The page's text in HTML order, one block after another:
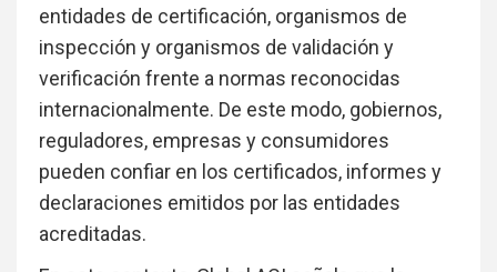
entidades de certificación, organismos de
inspección y organismos de validación y
verificación frente a normas reconocidas
internacionalmente. De este modo, gobiernos,
reguladores, empresas y consumidores
pueden confiar en los certificados, informes y
declaraciones emitidos por las entidades
acreditadas.